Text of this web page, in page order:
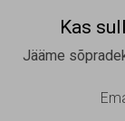
Kas
Jääme